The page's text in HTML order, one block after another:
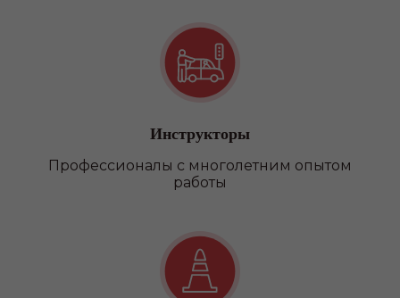
Инструкторы
Профессионалы с многолетним опытом
работы
Категория D